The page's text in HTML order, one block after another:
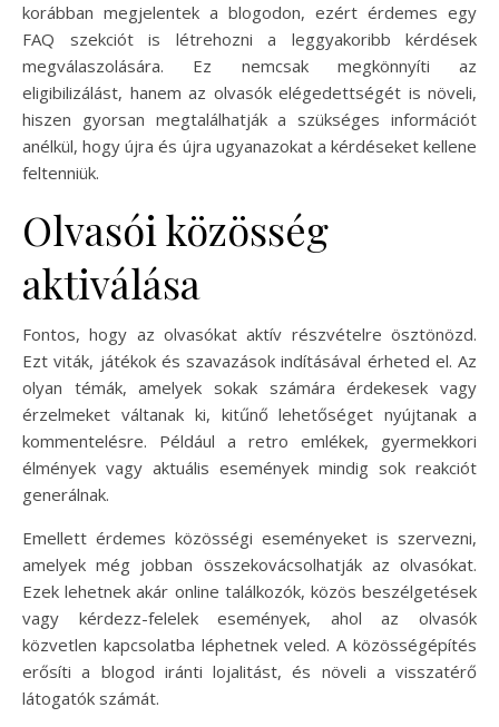
korábban megjelentek a blogodon, ezért érdemes egy
FAQ szekciót is létrehozni a leggyakoribb kérdések
megválaszolására. Ez nemcsak megkönnyíti az
eligibilizálást, hanem az olvasók elégedettségét is növeli,
hiszen gyorsan megtalálhatják a szükséges információt
anélkül, hogy újra és újra ugyanazokat a kérdéseket kellene
feltenniük.
Olvasói közösség
aktiválása
Fontos, hogy az olvasókat aktív részvételre ösztönözd.
Ezt viták, játékok és szavazások indításával érheted el. Az
olyan témák, amelyek sokak számára érdekesek vagy
érzelmeket váltanak ki, kitűnő lehetőséget nyújtanak a
kommentelésre. Például a retro emlékek, gyermekkori
élmények vagy aktuális események mindig sok reakciót
generálnak.
Emellett érdemes közösségi eseményeket is szervezni,
amelyek még jobban összekovácsolhatják az olvasókat.
Ezek lehetnek akár online találkozók, közös beszélgetések
vagy kérdezz-felelek események, ahol az olvasók
közvetlen kapcsolatba léphetnek veled. A közösségépítés
erősíti a blogod iránti lojalitást, és növeli a visszatérő
látogatók számát.